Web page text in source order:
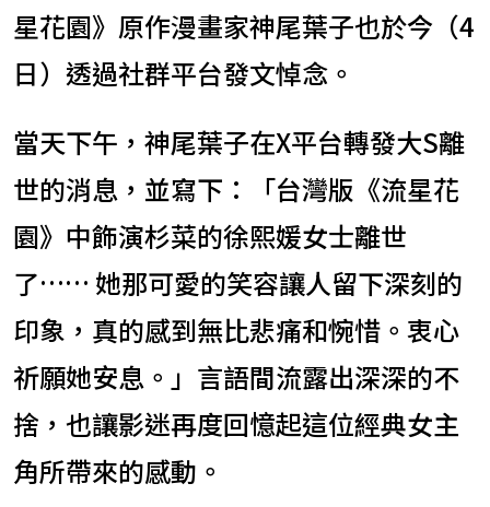
星花園》原作漫畫家神尾葉子也於今（4
日）透過社群平台發文悼念。
當天下午，神尾葉子在X平台轉發大S離
世的消息，並寫下：「台灣版《流星花
園》中飾演杉菜的徐熙媛女士離世
了…… 她那可愛的笑容讓人留下深刻的
印象，真的感到無比悲痛和惋惜。衷心
祈願她安息。」言語間流露出深深的不
捨，也讓影迷再度回憶起這位經典女主
角所帶來的感動。